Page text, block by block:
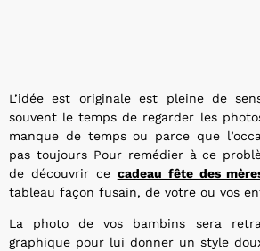
L’idée est originale est pleine de
souvent le temps de regarder les
manque de temps ou parce que
pas toujours Pour remédier à ce
de découvrir ce cadeau fête des
tableau façon fusain, de votre ou vos
La photo de vos bambins sera
graphique pour lui donner un style